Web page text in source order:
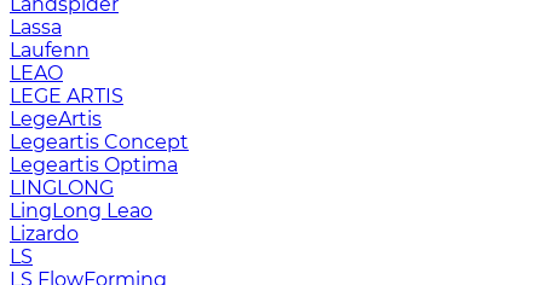
Lassa
Laufenn
LEAO
LEGE ARTIS
LegeArtis
Legeartis Concept
Legeartis Optima
LINGLONG
LingLong Leao
Lizardo
LS
LS FlowForming